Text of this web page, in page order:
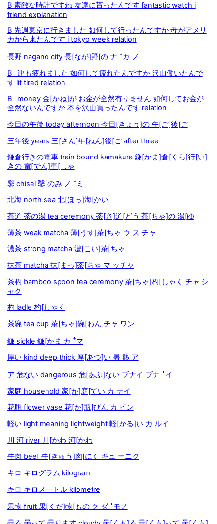
B 素敵な時計ですね 友達に貰ったんです fantastic watch i
friend explanation
B 先週東京に行きました 如何して行ったんですか 母がアメリ
カから来たんです i tokyo week relation
長野 nagano city 長[なが]野[の ナ ꜜカ ノ
B i 迚も疲れました 如何して疲れたんですか 沢山働いたんで
す lit tired relation
B i money 金[かね]が お金が全然有りません 如何してお金が
全然ないんですか 本を沢山買ったんです relation
今日の午後 today afternoon 今日[きょう]の 午[ご]後[ご
三年後 years 三[さん]年[ねん]後[ご after three
鎌倉行きの電車 train bound kamakura 鎌[かま]倉[くら]行[い]
きの 電[でん]車[しゃ
鑿 chisel 鑿[のみ ノ ꜜミ
北海 north sea 北[ほっ]海[かい
茶道 茶の湯 tea ceremony 茶[さ]道[どう 茶[ちゃ]の 湯[ゆ
薄茶 weak matcha 薄[うす]茶[ちゃ ウ ス チャ
濃茶 strong matcha 濃[こい]茶[ちゃ
抹茶 matcha 抹[まっ]茶[ちゃ マ ッチャ
茶杓 bamboo spoon tea ceremony 茶[ちゃ]杓[しゃく チャ シ
ャク
杓 ladle 杓[しゃく
茶碗 tea cup 茶[ちゃ]碗[わん チャ ワン
鎌 sickle 鎌[かま カ ꜜマ
厚い kind deep thick 厚[あつ]い 暑 熱 ア
ア 危ない dangerous 危[あぶ]ない ブナイ ブナ ꜜイ
家庭 household 家[か]庭[てい カ テイ
花瓶 flower vase 花[か]瓶[びん カ ビン
軽い light meaning lightweight 軽[かる]い カ ルイ
川 河 river 川[かわ 河[かわ
牛肉 beef 牛[ぎゅう]肉[にく ギュ ーニク
キロ キログラム kilogram
キロ キロメートル kilometre
果物 fruit 果[くだ]物[もの ク ダ ꜜモノ